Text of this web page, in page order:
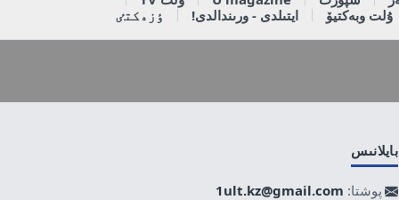
ۇلت وبەكتيۆ ايتىلدى - ورىندالدى! ٶزەكتٸ
بايلانىس
پوشتا: 1ult.kz@gmail.com